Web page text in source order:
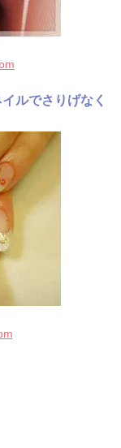
ルでさりげなく